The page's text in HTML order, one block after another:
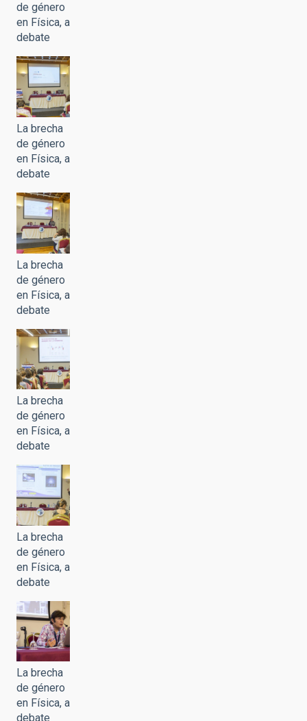
de género
en Física, a
debate
La brecha
de género
en Física, a
debate
La brecha
de género
en Física, a
debate
La brecha
de género
en Física, a
debate
La brecha
de género
en Física, a
debate
La brecha
de género
en Física, a
debate